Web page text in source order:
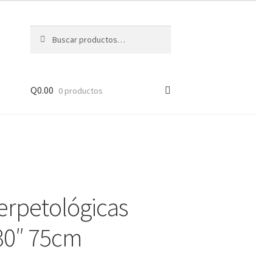
por:
Q0.00 0 productos
75cm